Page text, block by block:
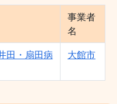
事業者
名
田・扇田病
大館市